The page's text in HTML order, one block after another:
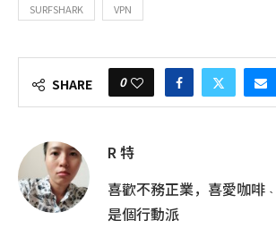
SURFSHARK VPN
SHARE 0
R 特
喜歡不務正業，喜愛咖啡 ˴
是個行動派